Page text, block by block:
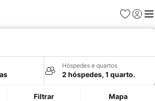
Favoritos
Iniciar
Hóspedes e quartos
2 hóspedes, 1 quarto.
Filtrar Mapa